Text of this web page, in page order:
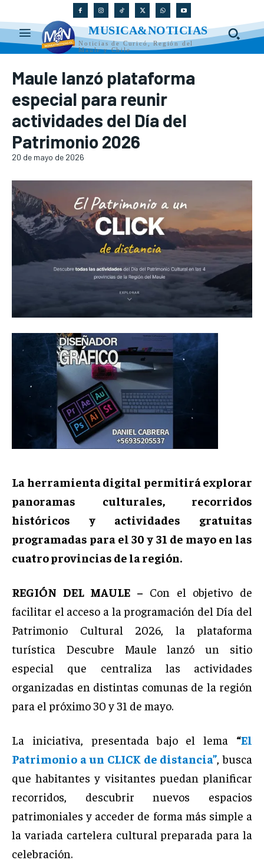
MUSICA&NOTICIAS
Noticias de Curicó, Región del
Maule y Chile
Maule lanzó plataforma
especial para reunir
actividades del Día del
Patrimonio 2026
20 de mayo de 2026
La herramienta digital permitirá explorar
panoramas culturales, recorridos
históricos y actividades gratuitas
programadas para el 30 y 31 de mayo en las
cuatro provincias de la región.
REGIÓN DEL MAULE – Con el objetivo de
facilitar el acceso a la programación del Día del
Patrimonio Cultural 2026, la plataforma
turística Descubre Maule lanzó un sitio
especial que centraliza las actividades
organizadas en distintas comunas de la región
para el próximo 30 y 31 de mayo.
La iniciativa, presentada bajo el lema “El
Patrimonio a un CLICK de distancia”, busca
que habitantes y visitantes puedan planificar
recorridos, descubrir nuevos espacios
patrimoniales y acceder de forma más simple a
la variada cartelera cultural preparada para la
celebración.